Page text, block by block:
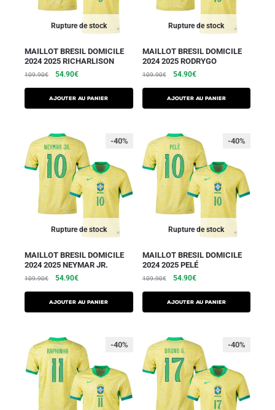
Rupture de stock
MAILLOT BRESIL DOMICILE
2024 2025 RICHARLISON
109.90€ 54.90€
AJOUTER AU PANIER
Rupture de stock
MAILLOT BRESIL DOMICILE
2024 2025 RODRYGO
109.90€ 54.90€
AJOUTER AU PANIER
Rupture de stock
-40%
MAILLOT BRESIL DOMICILE
2024 2025 NEYMAR JR.
109.90€ 54.90€
AJOUTER AU PANIER
Rupture de stock
-40%
MAILLOT BRESIL DOMICILE
2024 2025 PELÉ
109.90€ 54.90€
AJOUTER AU PANIER
-40% -40%